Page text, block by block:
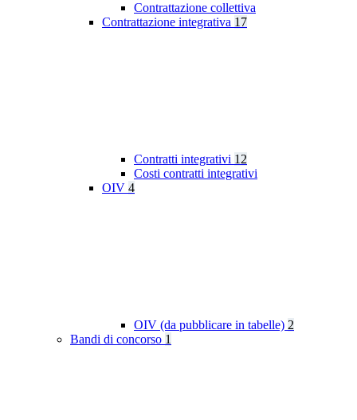
Contrattazione collettiva
Contrattazione integrativa 17
Contratti integrativi 12
Costi contratti integrativi
OIV 4
OIV (da pubblicare in tabelle) 2
Bandi di concorso 1